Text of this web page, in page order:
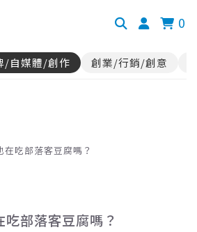
0
/自媒體/創作 創業/行銷/創意
在吃部落客豆腐嗎？
吃部落客豆腐嗎？